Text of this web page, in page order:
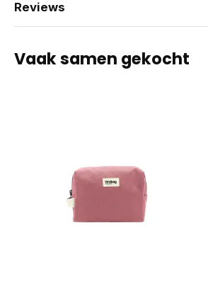
Reviews
Vaak samen gekocht